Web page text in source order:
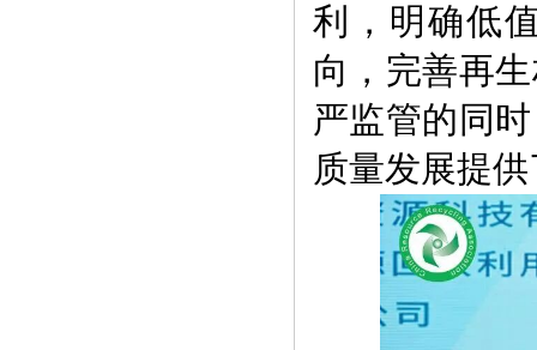
利，明确低
向，完善再
严监管的同
质量发展提